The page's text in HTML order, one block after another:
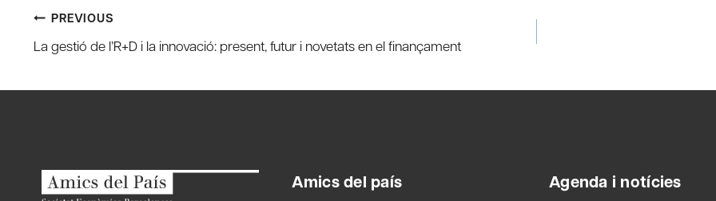
Post
navigation
PREVIOUS
La gestió de l’R+D i la innovació: present, futur i novetats en el finançament
Amics del país Agenda i notícies